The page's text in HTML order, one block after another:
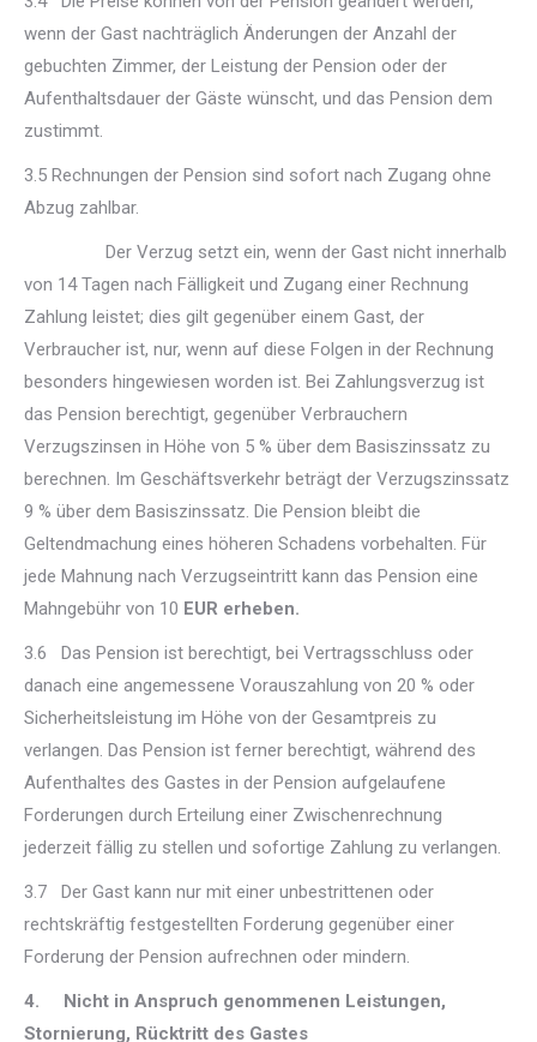
wenn der Gast nachträglich Änderungen der Anzahl der
gebuchten Zimmer, der Leistung der Pension oder der
Aufenthaltsdauer der Gäste wünscht, und das Pension dem
zustimmt.
3.5 Rechnungen der Pension sind sofort nach Zugang ohne
Abzug zahlbar.
Der Verzug setzt ein, wenn der Gast nicht innerhalb
von 14 Tagen nach Fälligkeit und Zugang einer Rechnung
Zahlung leistet; dies gilt gegenüber einem Gast, der
Verbraucher ist, nur, wenn auf diese Folgen in der Rechnung
besonders hingewiesen worden ist. Bei Zahlungsverzug ist
das Pension berechtigt, gegenüber Verbrauchern
Verzugszinsen in Höhe von 5 % über dem Basiszinssatz zu
berechnen. Im Geschäftsverkehr beträgt der Verzugszinssatz
9 % über dem Basiszinssatz. Die Pension bleibt die
Geltendmachung eines höheren Schadens vorbehalten. Für
jede Mahnung nach Verzugseintritt kann das Pension eine
Mahngebühr von 10 EUR erheben.
3.6 Das Pension ist berechtigt, bei Vertragsschluss oder
danach eine angemessene Vorauszahlung von 20 % oder
Sicherheitsleistung im Höhe von der Gesamtpreis zu
verlangen. Das Pension ist ferner berechtigt, während des
Aufenthaltes des Gastes in der Pension aufgelaufene
Forderungen durch Erteilung einer Zwischenrechnung
jederzeit fällig zu stellen und sofortige Zahlung zu verlangen.
3.7 Der Gast kann nur mit einer unbestrittenen oder
rechtskräftig festgestellten Forderung gegenüber einer
Forderung der Pension aufrechnen oder mindern.
4. Nicht in Anspruch genommenen Leistungen,
Stornierung, Rücktritt des Gastes